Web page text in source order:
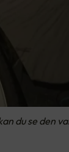
du se den